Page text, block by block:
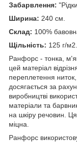
Забарвлення:
Ширина: 240 см.
Склад: 100%
Щільність: 125 г/м2.
Ранфорс - тонка,
цей матеріал
переплетення
досягається за
виробництві
матеріали та
на шкіру речовин. Ця
міцна.
Ранфорс